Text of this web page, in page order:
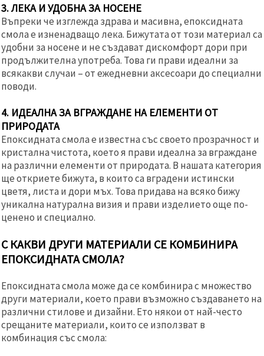
3. ЛЕКА И УДОБНА ЗА НОСЕНЕ
Въпреки че изглежда здрава и масивна, епоксидната
смола е изненадващо лека. Бижутата от този материал са
удобни за носене и не създават дискомфорт дори при
продължителна употреба. Това ги прави идеални за
всякакви случаи – от ежедневни аксесоари до специални
поводи.
4. ИДЕАЛНА ЗА ВГРАЖДАНЕ НА ЕЛЕМЕНТИ ОТ
ПРИРОДАТА
Епоксидната смола е известна със своето прозрачност и
кристална чистота, което я прави идеална за вграждане
на различни елементи от природата. В нашата категория
ще откриете бижута, в които са вградени истински
цветя, листа и дори мъх. Това придава на всяко бижу
уникална натурална визия и прави изделието още по-
ценено и специално.
С КАКВИ ДРУГИ МАТЕРИАЛИ СЕ КОМБИНИРА
ЕПОКСИДНАТА СМОЛА?
Епоксидната смола може да се комбинира с множество
други материали, което прави възможно създаването на
различни стилове и дизайни. Ето някои от най-често
срещаните материали, които се използват в
комбинация със смола: